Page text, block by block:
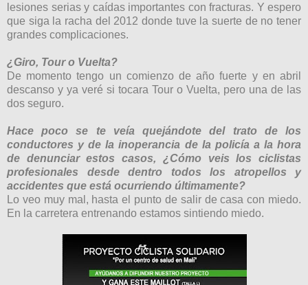
lesiones serias y caídas importantes con fracturas. Y espero
que siga la racha del 2012 donde tuve la suerte de no tener
grandes complicaciones.
¿Giro, Tour o Vuelta?
De momento tengo un comienzo de año fuerte y en abril
descanso y ya veré si tocara Tour o Vuelta, pero una de las
dos seguro.
Hace poco se te veía quejándote del trato de los
conductores y de la inoperancia de la policía a la hora
de denunciar estos casos, ¿Cómo veis los ciclistas
profesionales desde dentro todos los atropellos y
accidentes que está ocurriendo últimamente?
Lo veo muy mal, hasta el punto de salir de casa con miedo.
En la carretera entrenando estamos sintiendo miedo.